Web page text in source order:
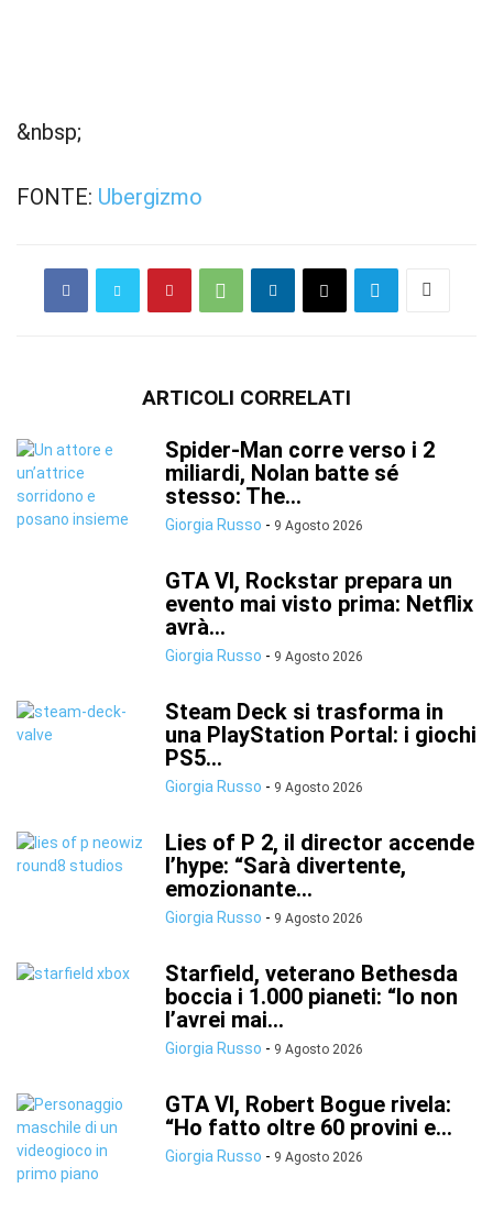
&nbsp;
FONTE: Ubergizmo
ARTICOLI CORRELATI
Spider-Man corre verso i 2
miliardi, Nolan batte sé
stesso: The...
Giorgia Russo - 9 Agosto 2026
GTA VI, Rockstar prepara un
evento mai visto prima: Netflix
avrà...
Giorgia Russo - 9 Agosto 2026
Steam Deck si trasforma in
una PlayStation Portal: i giochi
PS5...
Giorgia Russo - 9 Agosto 2026
Lies of P 2, il director accende
l’hype: “Sarà divertente,
emozionante...
Giorgia Russo - 9 Agosto 2026
Starfield, veterano Bethesda
boccia i 1.000 pianeti: “Io non
l’avrei mai...
Giorgia Russo - 9 Agosto 2026
GTA VI, Robert Bogue rivela:
“Ho fatto oltre 60 provini e...
Giorgia Russo - 9 Agosto 2026